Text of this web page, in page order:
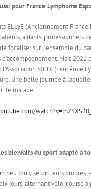
pour France Lymphome
ELLyE (Anciennement
aidants,
focaliser sur l’ensemble du
Mais 2021
SILLC (Leucémie
Une belle journée à
le malade.
bienfaits du sport adapté à
peu fou » selon leurs
jours, alternant vélo, course